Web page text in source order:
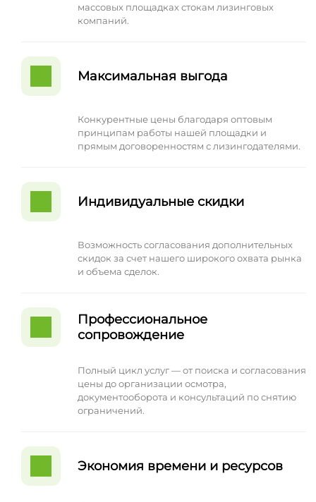
массовых площадках стокам лизинговых
компаний.
Максимальная выгода
Конкурентные цены благодаря оптовым
принципам работы нашей площадки и
прямым договоренностям с лизингодателями.
Индивидуальные скидки
Возможность согласования дополнительных
скидок за счет нашего широкого охвата рынка
и объема сделок.
Профессиональное
сопровождение
Полный цикл услуг — от поиска и согласования
цены до организации осмотра,
документооборота и консультаций по снятию
ограничений.
Экономия времени и ресурсов